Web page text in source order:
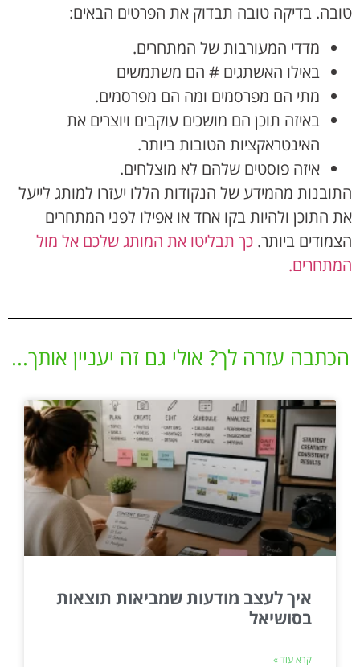
טובה. בדיקה טובה תבדוק את הפרטים הבאים:
מדדי המעורבות של המתחרים.
באילו האשתגים # הם משתמשים
מתי הם מפרסמים ומה הם מפרסמים.
באיזה תוכן הם מושכים עוקבים ויוצרים את
האינטראקציות הטובות ביותר.
איזה פוסטים שלהם לא מוצלחים.
התובנות מהמידע של הנקודות הללו יעזרו למותג לייעל
את התוכן ולהיות בקו אחד או אפילו לפני המתחרים
הצמודים ביותר. כך תבליטו את המותג שלכם אל מול
המתחרים.
הכתבה עזרה לך? אולי גם זה יעניין אותך...
איך לעצב מודעות שמביאות תוצאות
בסושיאל
קרא עוד »